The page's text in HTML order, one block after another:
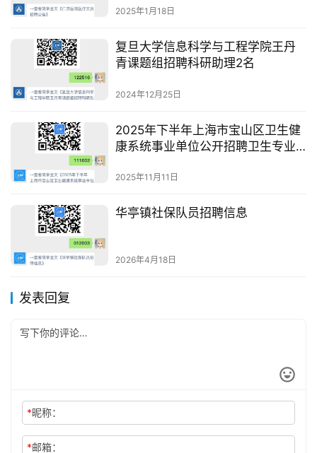
2025年1月18日
复旦大学信息科学与工程学院王丹
青课题组招聘科研助理2名
2024年12月25日
2025年下半年上海市宝山区卫生健
康系统事业单位公开招聘卫生专业
2025年11月11日
华亭镇社保队员招聘信息
2026年4月18日
发表回复
*昵称：
*邮箱：